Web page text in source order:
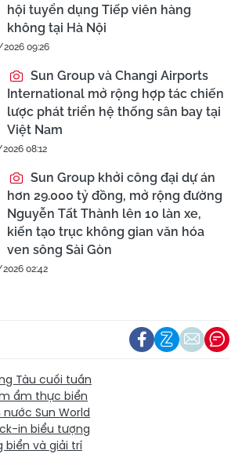
hội tuyển dụng Tiếp viên hàng
không tại Hà Nội
09:26
Sun Group và Changi Airports
International mở rộng hợp tác chiến
lược phát triển hệ thống sân bay tại
Việt Nam
08:12
Sun Group khởi công đại dự án
hơn 29.000 tỷ đồng, mở rộng đường
Nguyễn Tất Thành lên 10 làn xe,
kiến tạo trục không gian văn hóa
ven sông Sài Gòn
02:42
Tàu cuối tuần
ẩm thực biển
Sun World
in biểu tượng
biển và giải trí